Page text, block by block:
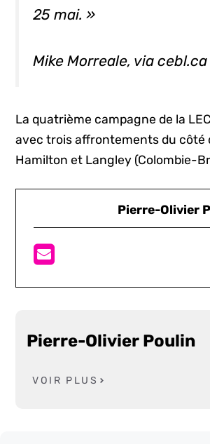
25 mai. »
Mike Morreale, via cebl.ca
La quatrième campagne de la
avec trois affrontements du côté
Hamilton et Langley (Colombie-
Pierre-Olivier
Pierre-Olivier Poulin
VOIR PLUS